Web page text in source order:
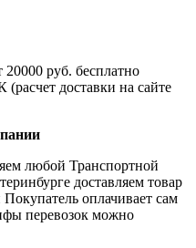
руб. бесплатно
доставки на сайте
любой Транспортной
доставляем товар
оплачивает сам
перевозок можно